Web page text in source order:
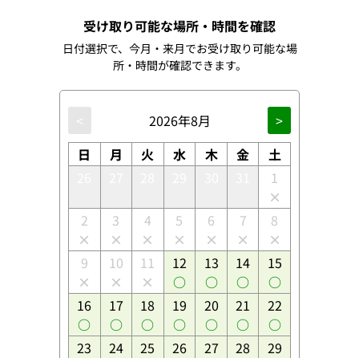
受け取り可能な場所・時間を確認
日付選択で、今月・来月でお受け取り可能な場
所・時間が確認できます。
< 2026年8月
>
日
月 火 水 木 金
土
1
2 3 4 5 6 7 8
9 10 11 12 13 14 15
16 17 18 19 20 21 22
23 24 25 26 27 28 29